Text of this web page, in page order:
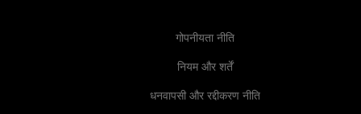
गोपनीयता नीति
नियम और शर्तें
धनवापसी और रद्दीकरण नीति